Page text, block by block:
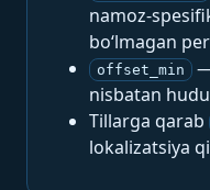
namoz-
bo‘lmagan
offset_min
nisbatan
Tillarga qarab
lokalizatsiya